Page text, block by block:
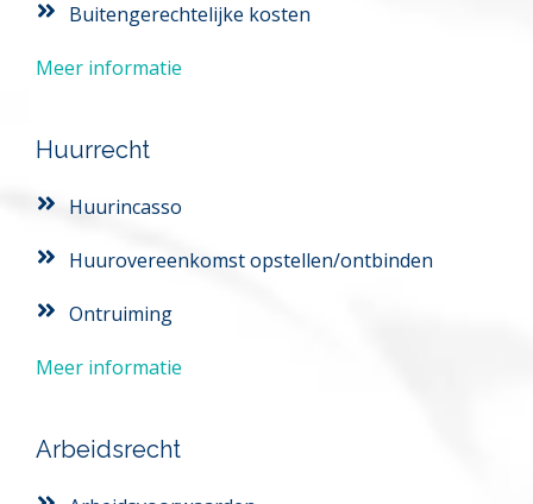
Buitengerechtelijke kosten
Meer informatie
Huurrecht
Huurincasso
Huurovereenkomst opstellen/ontbinden
Ontruiming
Meer informatie
Arbeidsrecht